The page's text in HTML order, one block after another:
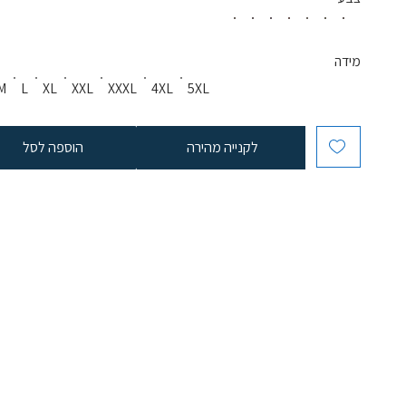
L XL XXL XXXL 4XL 5XL
מידה
הוספה לסל לקנייה מהירה